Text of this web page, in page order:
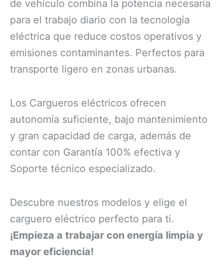
de vehículo combina la potencia necesaria
para el trabajo diario con la tecnología
eléctrica que reduce costos operativos y
emisiones contaminantes. Perfectos para
transporte ligero en zonas urbanas.
Los Cargueros eléctricos ofrecen
autonomía suficiente, bajo mantenimiento
y gran capacidad de carga, además de
contar con Garantía 100% efectiva y
Soporte técnico especializado.
Descubre nuestros modelos y elige el
carguero eléctrico perfecto para ti.
¡Empieza a trabajar con energía limpia y
mayor eficiencia!